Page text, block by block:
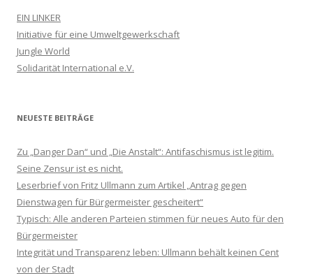
EIN LINKER
Initiative für eine Umweltgewerkschaft
Jungle World
Solidarität International e.V.
NEUESTE BEITRÄGE
Zu „Danger Dan“ und „Die Anstalt“: Antifaschismus ist legitim.
Seine Zensur ist es nicht.
Leserbrief von Fritz Ullmann zum Artikel „Antrag gegen
Dienstwagen für Bürgermeister gescheitert“
Typisch: Alle anderen Parteien stimmen für neues Auto für den
Bürgermeister
Integrität und Transparenz leben: Ullmann behält keinen Cent
von der Stadt